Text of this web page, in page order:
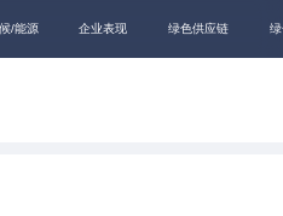
/能源 企业表现 绿色供应链